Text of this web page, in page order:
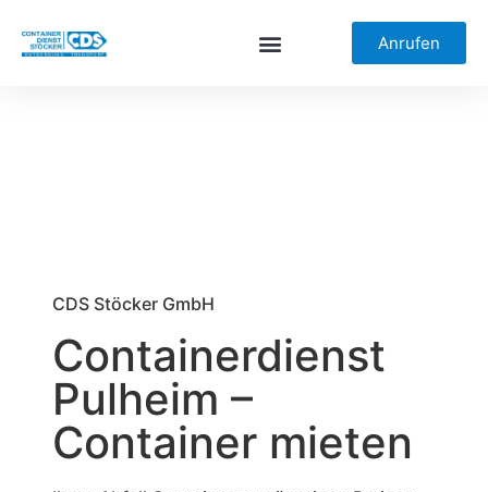
Anrufen
CDS Stöcker GmbH
Containerdienst
Pulheim –
Container mieten